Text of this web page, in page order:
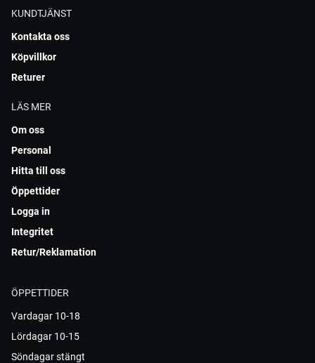
KUNDTJÄNST
Kontakta oss
Köpvillkor
Returer
LÄS MER
Om oss
Personal
Hitta till oss
Öppettider
Logga in
Integritet
Retur/Reklamation
ÖPPETTIDER
Vardagar 10-18
Lördagar 10-15
Söndagar stängt